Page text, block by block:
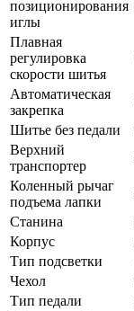
позиционирования
иглы
Плавная
регулировка
скорости шитья
Автоматическая
закрепка
Шитье без педали
Верхний
транспортер
Коленный рычаг
подъема лапки
Станина
Корпус
Тип подсветки
Чехол
Тип педали